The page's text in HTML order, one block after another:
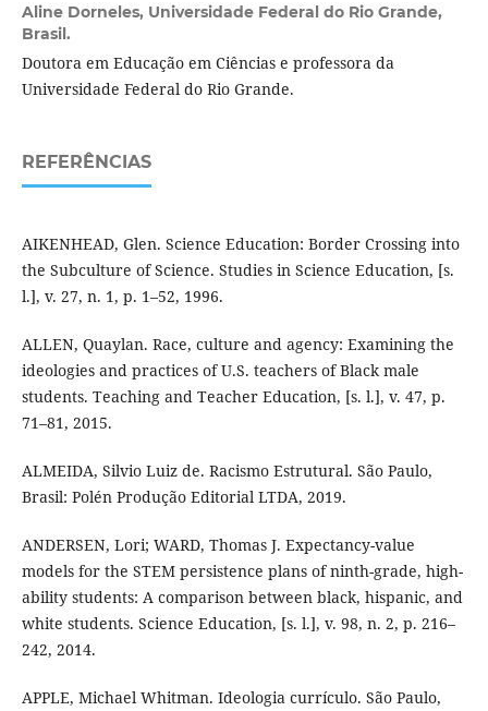
Aline Dorneles, Universidade Federal do Rio Grande,
Brasil.
Doutora em Educação em Ciências e professora da
Universidade Federal do Rio Grande.
REFERÊNCIAS
AIKENHEAD, Glen. Science Education: Border Crossing into
the Subculture of Science. Studies in Science Education, [s.
l.], v. 27, n. 1, p. 1–52, 1996.
ALLEN, Quaylan. Race, culture and agency: Examining the
ideologies and practices of U.S. teachers of Black male
students. Teaching and Teacher Education, [s. l.], v. 47, p.
71–81, 2015.
ALMEIDA, Silvio Luiz de. Racismo Estrutural. São Paulo,
Brasil: Polén Produção Editorial LTDA, 2019.
ANDERSEN, Lori; WARD, Thomas J. Expectancy-value
models for the STEM persistence plans of ninth-grade, high-
ability students: A comparison between black, hispanic, and
white students. Science Education, [s. l.], v. 98, n. 2, p. 216–
242, 2014.
APPLE, Michael Whitman. Ideologia currículo. São Paulo,